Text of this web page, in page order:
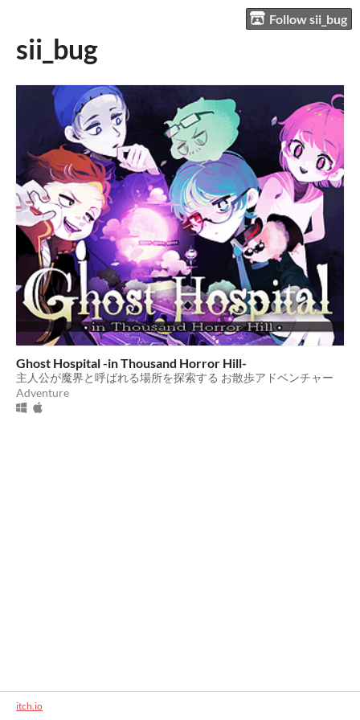
Follow sii_bug
sii_bug
Ghost Hospital -in Thousand Horror Hill-
主人公が魔界と呼ばれる場所を探索する お散歩アドベンチャー
Adventure
itch.io